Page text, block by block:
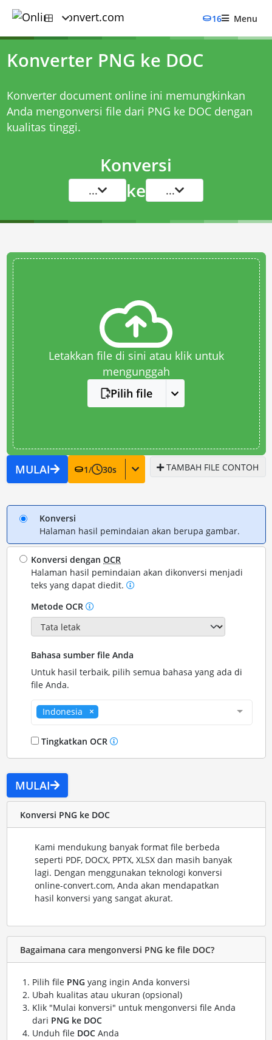
16 Menu
Konverter PNG ke DOC
Konverter document online ini memungkinkan
Anda mengonversi file dari PNG ke DOC dengan
kualitas tinggi.
Konversi
... ke ...
Letakkan file di sini atau klik untuk
mengunggah
Pilih file
MULAI 1/ 30s TAMBAH FILE CONTOH
Konversi
Halaman hasil pemindaian akan berupa gambar.
Konversi denganOCR
Halaman hasil pemindaian akan dikonversi menjadi
teks yang dapat diedit.
Metode OCR
Bahasa sumber file Anda
Untuk hasil terbaik, pilih semua bahasa yang ada di
file Anda.
Indonesia
Tingkatkan OCR
MULAI
Konversi PNG ke DOC
Kami mendukung banyak format file berbeda
seperti PDF, DOCX, PPTX, XLSX dan masih banyak
lagi. Dengan menggunakan teknologi konversi
online-convert.com, Anda akan mendapatkan
hasil konversi yang sangat akurat.
Bagaimana cara mengonversi PNG ke file DOC?
Pilih file PNG yang ingin Anda konversi
Ubah kualitas atau ukuran (opsional)
Klik "Mulai konversi" untuk mengonversi file Anda
dari PNG ke DOC
Unduh file DOCAnda